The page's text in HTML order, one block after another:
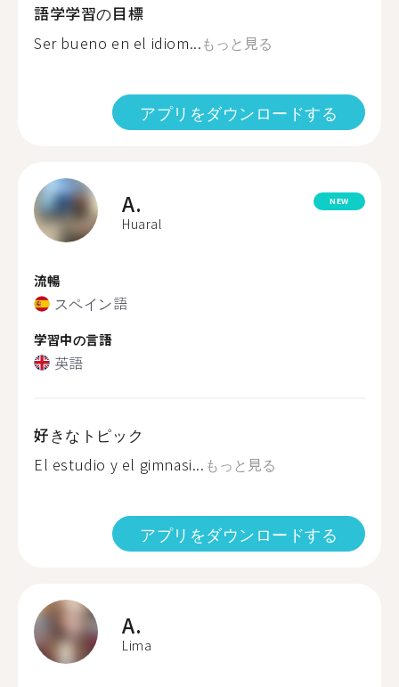
語学学習の目標
Ser bueno en el idiom...もっと見る
アプリをダウンロードする
A.
Huaral
NEW
流暢
スペイン語
学習中の言語
英語
好きなトピック
El estudio y el gimnasi... もっと見る
アプリをダウンロードする
A.
Lima